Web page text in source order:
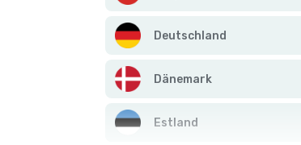
Deutschland
Dänemark
Estland